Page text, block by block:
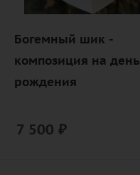
в виде сердца
Богемный шик -
композиция на день
рождения
7 500 ₽